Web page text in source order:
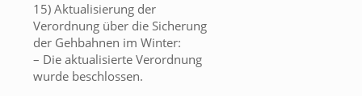
15) Aktualisierung der
Verordnung über die Sicherung
der Gehbahnen im Winter:
– Die aktualisierte Verordnung
wurde beschlossen.